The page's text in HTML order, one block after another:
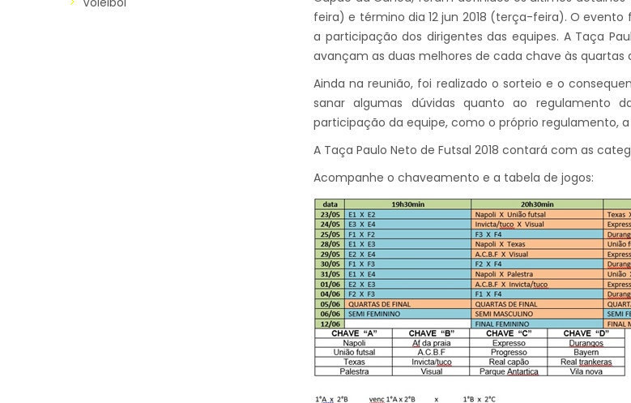
feira) e término dia 12 jun 2018 (terça-feira). O
a participação dos dirigentes das equipes. A Taça
avançam as duas melhores de cada chave às quartas
Ainda na reunião, foi realizado o sorteio e o
sanar algumas dúvidas quanto ao regulamento
participação da equipe, como o próprio regulamento,
A Taça Paulo Neto de Futsal 2018 contará com as
Acompanhe o chaveamento e a tabela de jogos: